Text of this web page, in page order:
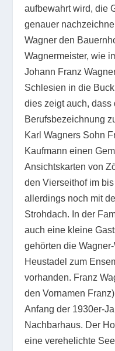
aufbewahrt wird, die
genauer
Wagner den
Wagnermeister, wie
Johann Franz
Schlesien in die
dies zeigt auch, dass
Berufsbezeichnung
Karl Wagners Sohn
Kaufmann einen
Ansichtskarten von
den Vierseithof im
allerdings noch mit
Strohdach. In der
auch eine kleine
gehörten die
Heustadel zum
vorhanden. Franz
den Vornamen
Anfang der 1930er-
Nachbarhaus. Der
eine verehelichte